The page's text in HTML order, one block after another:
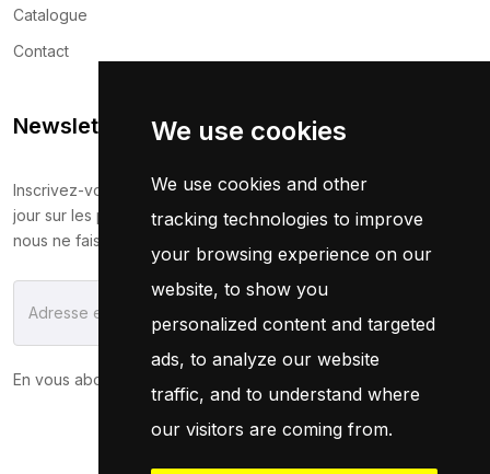
We use cookies
We use cookies and other
tracking technologies to improve
your browsing experience on our
website, to show you
personalized content and targeted
ads, to analyze our website
traffic, and to understand where
our visitors are coming from.
Catalogue
Contact
Newsletter
Inscrivez-vous maintenant pour recevoir les dernières mises à
jour sur les promotions et les coupons. Ne vous inquiétez pas,
nous ne faisons pas de spam !
S'Abonner
En vous abonnant, vous acceptez notre